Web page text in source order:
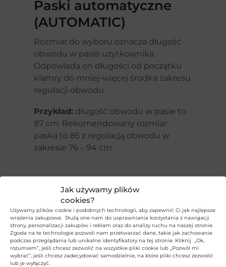
Jak używamy plików
cookies?
Używamy plików cookie i podobnych technologii, aby zapewnić Ci jak najlepsze
wrażenia zakupowe. Służą one nam do usprawniania korzystania z nawigacji
strony, personalizacji zakupów i reklam oraz do analizy ruchu na naszej stronie.
Zgoda na te technologie pozwoli nam przetwarzać dane, takie jak zachowanie
podczas przeglądania lub unikalne identyfikatory na tej stronie. Kliknij „Ok,
rozumiem”, jeśli chcesz zezwolić na wszystkie pliki cookie lub „Pozwól mi
wybrać”, jeśli chcesz zadecydować samodzielnie, na które pliki chcesz zezwolić
lub je wyłączyć.
Paski automatyczne
(AUTOMATIC)
Rozmiar do wyboru oznacza długość
obwodu w pasie użytkownika.
Odpowiada on długości od początku
klamry do mniej-więcej środka zakresu
regulacji obwodu.
Przykład: długość obwodu w pasie to
87 cm. Rekomendowany rozmiar
paska to 85 z regulacją obwodu w
zakresie 76 – 94 cm.